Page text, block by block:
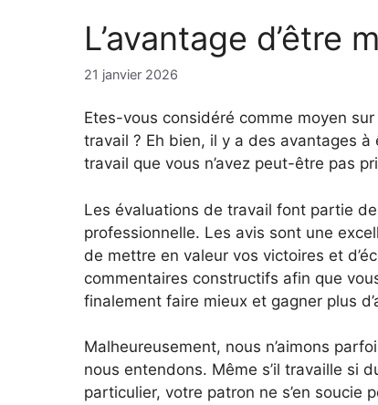
L’avantage d’être
21 janvier 2026
Etes-vous considéré comme moyen
travail ? Eh bien, il y a des avantages à
travail que vous n’avez peut-être pas
Les évaluations de travail font partie
professionnelle. Les avis sont une
de mettre en valeur vos victoires et
commentaires constructifs afin que
finalement faire mieux et gagner plus
Malheureusement, nous n’aimons
nous entendons. Même s’il travaille si
particulier, votre patron ne s’en soucie